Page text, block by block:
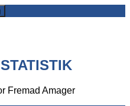
Fremad Amager